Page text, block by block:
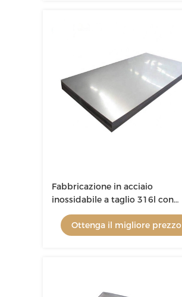
Fabbricazione in acciaio
inossidabile a taglio 316l con
certificato ISO
Ottenga il migliore prezzo